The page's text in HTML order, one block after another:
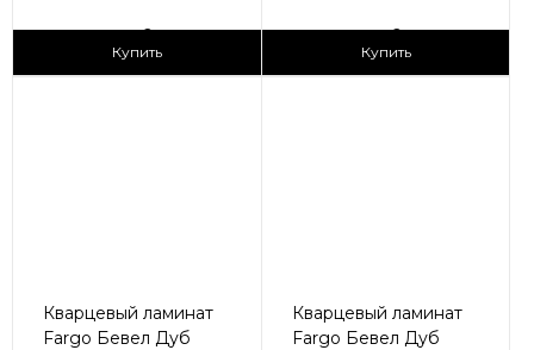
2
Купить
2
Купить
Кварцевый ламинат
Fargo Бевел Дуб
Кварцевый ламинат
Fargo Бевел Дуб